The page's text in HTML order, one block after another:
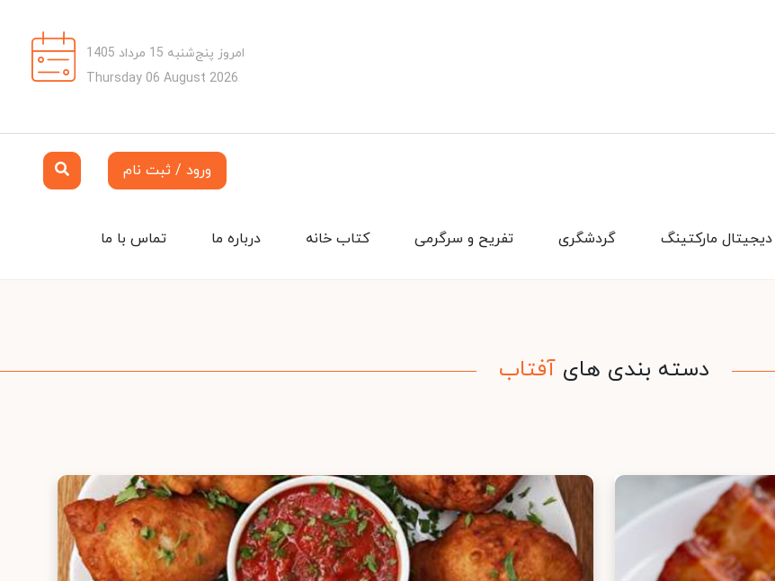
امروز پنج‌شنبه 15 مرداد 1405
Thursday 06 August 2026
ورود / ثبت نام
تماس با ما درباره ما کتاب خانه تفریح و سرگرمی گردشگری دیجیتال مارکتینگ
دسته بندی های آفتاب